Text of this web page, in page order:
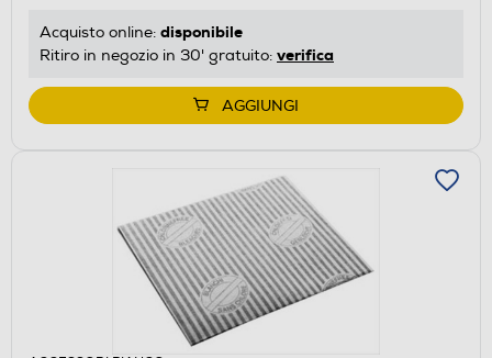
Acquisto online: disponibile
Ritiro in negozio in 30' gratuito: verifica
AGGIUNGI